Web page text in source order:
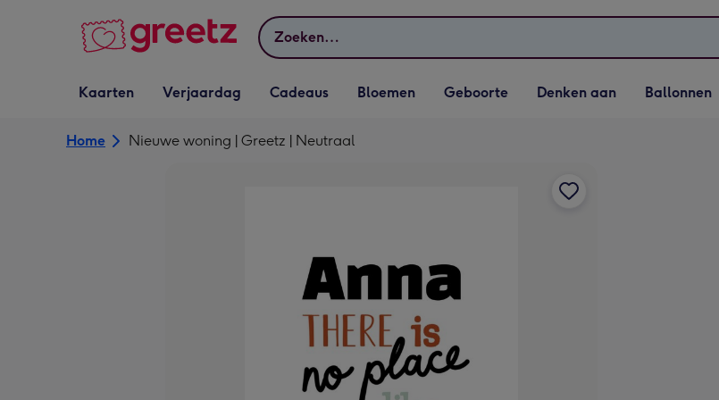
Zoeken
Vervolgkeuzelijst
Kaarten openen
Kaarten
Vervolgkeuzelijst
Verjaardag openen
Verjaardag
Vervolgkeuzelijst
Cadeaus openen
Cadeaus
Vervolgkeuzelijst
Bloemen openen
Bloemen
Vervolgkeuzelijst
Geboorte openen
Geboorte
Vervolgkeuzelijst
Denken aan openen
Denken aan
Vervolgkeuzelijst
Ballonnen openen
Ballonnen
Home Nieuwe woning | Greetz | Neutraal